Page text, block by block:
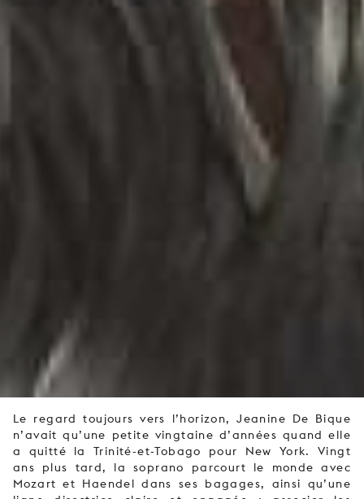
Le regard toujours vers l’horizon, Jeanine De Bique
n’avait qu’une petite vingtaine d’années quand elle
a quitté la Trinité-et-Tobago pour New York. Vingt
ans plus tard, la soprano parcourt le monde avec
Mozart et Haendel dans ses bagages, ainsi qu’une